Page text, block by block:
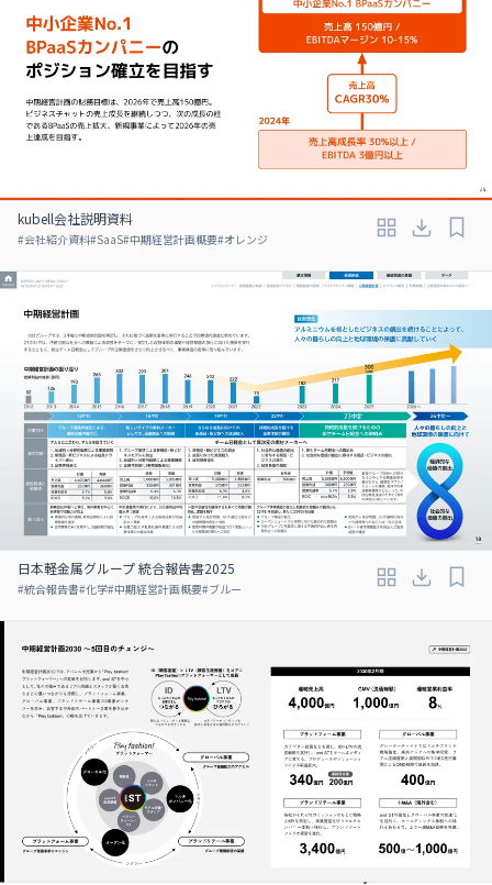
kubell会社説明資料
#会社紹介資料#SaaS#中期経営計画概要#オレンジ
日本軽金属グループ 統合報告書2025
#統合報告書#化学#中期経営計画概要#ブルー